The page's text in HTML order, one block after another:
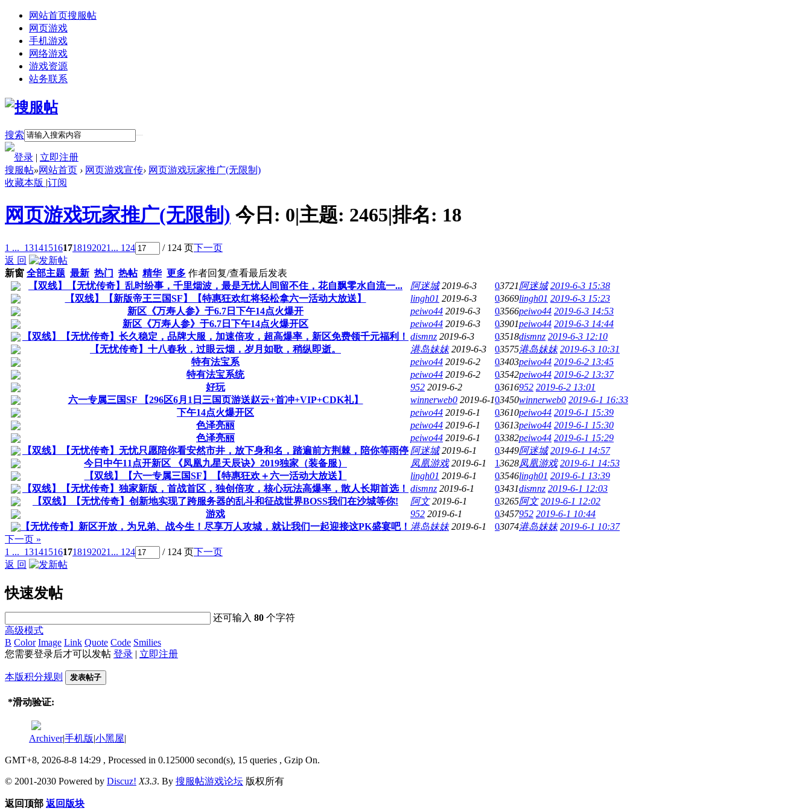
网站首页搜服帖
网页游戏
手机游戏
网络游戏
游戏资源
站务联系
搜索
登录 | 立即注册
搜服帖»网站首页 › 网页游戏宣传› 网页游戏玩家推广(无限制)
收藏本版 |订阅
网页游戏玩家推广(无限制) 今日: 0|主题: 2465|排名: 18
1 ... 131415161718192021 ... 124 / 124 页下一页
返 回
新窗 全部主题 最新 热门 热帖 精华 更多 作者回复/查看最后发表
【双线】【无忧传奇】乱时纷事，千里烟波，最是无忧人间留不住，花自飘零水自流一...
阿迷城 2019-6-3 03721阿迷城 2019-6-3 15:38
【双线】【新版帝王三国SF】【特惠狂欢红将轻松拿六一活动大放送】
lingh01 2019-6-3 03669lingh01 2019-6-3 15:23
新区《万寿人参》于6.7日下午14点火爆开
peiwo44 2019-6-3 03566peiwo44 2019-6-3 14:53
新区《万寿人参》于6.7日下午14点火爆开区
peiwo44 2019-6-3 03901peiwo44 2019-6-3 14:44
【双线】【无忧传奇】长久稳定，品牌大服，加速倍攻，超高爆率，新区免费领千元福利！ dismnz 2019-6-3 03518dismnz 2019-6-3 12:10
【无忧传奇】十八春秋，过眼云烟，岁月如歌，稍纵即逝。
港岛妹妹 2019-6-3 03575港岛妹妹 2019-6-3 10:31
特有法宝系
peiwo44 2019-6-2 03403peiwo44 2019-6-2 13:45
特有法宝系统
peiwo44 2019-6-2 03542peiwo44 2019-6-2 13:37
好玩
952 2019-6-2 03616952 2019-6-2 13:01
六一专属三国SF 【296区6月1日三国页游送赵云+首冲+VIP+CDK礼】
winnerweb0 2019-6-103450winnerweb0 2019-6-1 16:33
下午14点火爆开区
peiwo44 2019-6-1 03610peiwo44 2019-6-1 15:39
色泽亮丽
peiwo44 2019-6-1 03613peiwo44 2019-6-1 15:30
色泽亮丽
peiwo44 2019-6-1 03382peiwo44 2019-6-1 15:29
【双线】【无忧传奇】无忧只愿陪你看安然市井，放下身和名，踏遍前方荆棘，陪你等雨停 阿迷城 2019-6-1 03449阿迷城 2019-6-1 14:57
今日中午11点开新区 《凤凰九星天辰诀》2019独家（装备服）
凤凰游戏 2019-6-1 13628凤凰游戏 2019-6-1 14:53
【双线】【六一专属三国SF】【特惠狂欢＋六一活动大放送】
lingh01 2019-6-1 03546lingh01 2019-6-1 13:39
【双线】【无忧传奇】独家新版，首战首区，独创倍攻，核心玩法高爆率，散人长期首选！ dismnz 2019-6-1 03431dismnz 2019-6-1 12:03
【双线】【无忧传奇】创新地实现了跨服务器的乱斗和征战世界BOSS我们在沙城等你!
阿文 2019-6-1 03265阿文 2019-6-1 12:02
游戏
952 2019-6-1 03457952 2019-6-1 10:44
【无忧传奇】新区开放，为兄弟、战今生！尽享万人攻城，就让我们一起迎接这PK盛宴吧！ 港岛妹妹 2019-6-1 03074港岛妹妹 2019-6-1 10:37
下一页 »
1 ... 131415161718192021 ... 124 / 124 页下一页
返 回
快速发帖
还可输入80 个字符
高级模式
B Color Image Link Quote Code Smilies
您需要登录后才可以发帖 登录 | 立即注册
本版积分规则 发表帖子
*滑动验证:
Archiver|手机版|小黑屋|
GMT+8, 2026-8-8 14:29 , Processed in 0.125000 second(s), 15 queries , Gzip On.
© 2001-2030 Powered by Discuz! X3.3. By 搜服帖游戏论坛 版权所有
返回顶部 返回版块